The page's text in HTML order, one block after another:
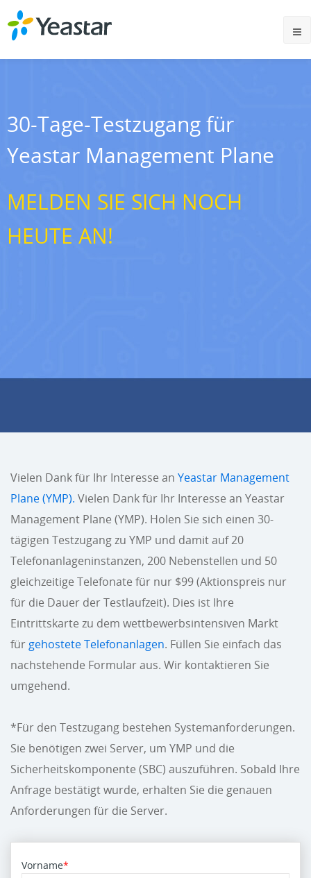
30-Tage-Testzugang für
Yeastar Management Plane
MELDEN SIE SICH NOCH
HEUTE AN!
Vielen Dank für Ihr Interesse an Yeastar Management
Plane (YMP). Vielen Dank für Ihr Interesse an Yeastar
Management Plane (YMP). Holen Sie sich einen 30-
tägigen Testzugang zu YMP und damit auf 20
Telefonanlageninstanzen, 200 Nebenstellen und 50
gleichzeitige Telefonate für nur $99 (Aktionspreis nur
für die Dauer der Testlaufzeit). Dies ist Ihre
Eintrittskarte zu dem wettbewerbsintensiven Markt
für gehostete Telefonanlagen. Füllen Sie einfach das
nachstehende Formular aus. Wir kontaktieren Sie
umgehend.
*Für den Testzugang bestehen Systemanforderungen.
Sie benötigen zwei Server, um YMP und die
Sicherheitskomponente (SBC) auszuführen. Sobald Ihre
Anfrage bestätigt wurde, erhalten Sie die genauen
Anforderungen für die Server.
Vorname*